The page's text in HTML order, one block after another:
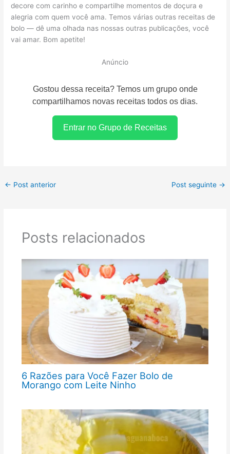
decore com carinho e compartilhe momentos de doçura e
alegria com quem você ama. Temos várias outras receitas de
bolo — dê uma olhada nas nossas outras publicações, você
vai amar. Bom apetite!
Anúncio
Gostou dessa receita? Temos um grupo onde
compartilhamos novas receitas todos os dias.
Entrar no Grupo de Receitas
← Post anterior Post seguinte →
Posts relacionados
6 Razões para Você Fazer Bolo de
Morango com Leite Ninho